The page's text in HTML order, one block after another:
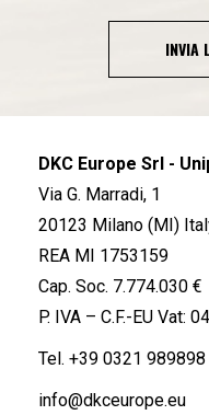
INVIA
DKC Europe Srl -
Via G. Marradi, 1
20123 Milano (MI)
REA MI 1753159
Cap. Soc. 7.774.030 €
P. IVA – C.F.-EU Vat:
Tel. +39 0321 989898
info@dkceurope.eu